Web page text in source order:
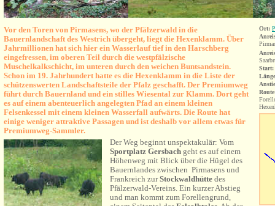
Vor den Toren von Pirmasens, wo der Pfälzerwald in die
Bauernlandschaft des Westrich übergeht, liegt die Hexenklamm. Über
Jahrmillionen hat sich hier ein Wasserlauf tief in den Harschberg
eingefressen, im oberen Teil durch die westpfälzische
Muschelkalkschicht, im unteren durch den weichen Buntsandstein.
Schon im 19. Jahrhundert hatte es die Hexenklamm in die Liste der
schützenswerten Landschaftsteile der Pfalz geschafft. Der Premiumweg
führt durch Bauernland und ein stilles Wiesental zur Klamm. Dort geht
es auf einem abenteuerlich angelegten Pfad an einem kleinen
Felsenkessel mit einem kleinen Wasserfall aufwärts. Die Route hat
einige weniger attraktive Passagen und ist deshalb vor allem etwas für
Premiumweg-Sammler.
Der Weg beginnt unspektakulär: Vom
Sportplatz Gersbach geht es auf einem
Höhenweg mit Blick über die Hügel des
Bauernlandes zwischen Pirmasens und
Frankreich zurStockwaldhütte des
Pfälzerwald-Vereins. Ein kurzer Abstieg
und man kommt zum Forellengrund,
Ort:
Start: